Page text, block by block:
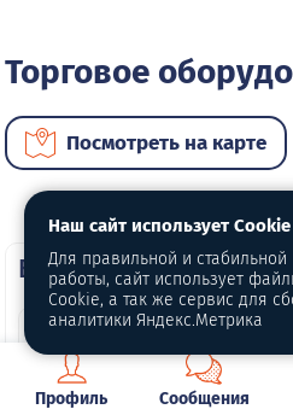
Торговое
Посмотреть на карте
ВИП услуги
Профиль Сообщения
Наш сайт использует Cookie
Для правильной и стабильной
работы, сайт использует
Cookie, а так же сервис для
аналитики Яндекс.Метрика